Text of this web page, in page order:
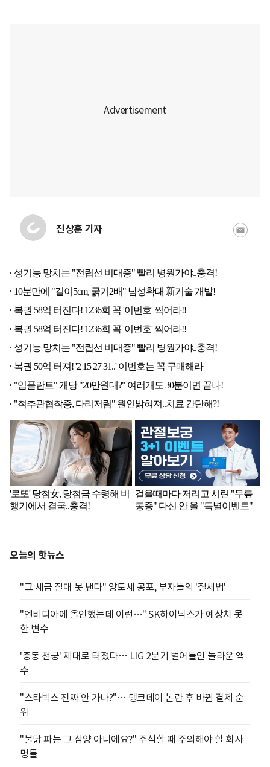
진상훈 기자
오늘의 핫뉴스
"그 세금 절대 못 낸다" 양도세 공포, 부자들의 '절세법'
"엔비디아에 올인했는데 이런…" SK하이닉스가 예상치 못
한 변수
'중동 천궁' 제대로 터졌다… LIG 2분기 벌어들인 놀라운 액
수
"스타벅스 진짜 안 가나?"… 탱크데이 논란 후 바뀐 결제 순
위
"불닭 파는 그 삼양 아니에요?" 주식할 때 주의해야 할 회사
명들